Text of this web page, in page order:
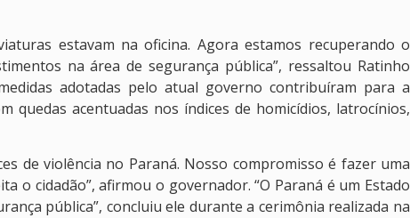
estavam na oficina. Agora estamos recuperando o
na área de segurança pública”, ressaltou Ratinho
adotadas pelo atual governo contribuíram para a
quedas acentuadas nos índices de homicídios, latrocínios,
de violência no Paraná. Nosso compromisso é fazer uma
o cidadão”, afirmou o governador. “O Paraná é um Estado
pública”, concluiu ele durante a cerimônia realizada na